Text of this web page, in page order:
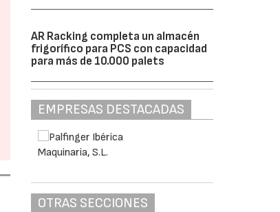
AR Racking completa un almacén
frigorífico para PCS con capacidad
para más de 10.000 palets
EMPRESAS DESTACADAS
OTRAS SECCIONES